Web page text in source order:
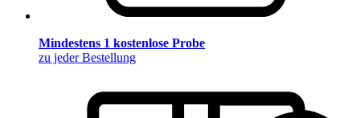
Mindestens 1 kostenlose Probe
zu jeder Bestellung